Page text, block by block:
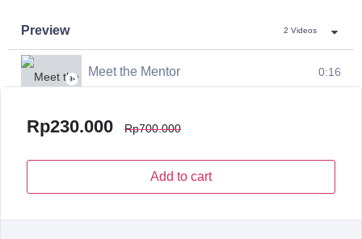
Preview 2 Videos
Meet the Mentor 0:16
Rp230.000 Rp700.000
Add to cart